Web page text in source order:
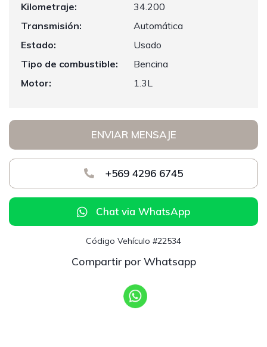
Kilometraje:
34.200
Transmisión:
Automática
Estado:
Usado
Tipo de combustible:
Bencina
Motor:
1.3L
ENVIAR MENSAJE
+569 4296 6745
Chat via WhatsApp
Código Vehículo #22534
Compartir por Whatsapp